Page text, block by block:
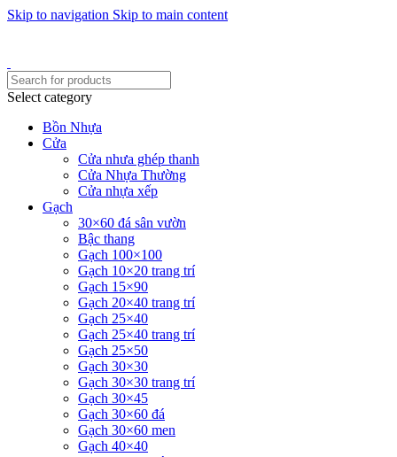
Skip to navigation Skip to main content
Select category
Bồn Nhựa
Cửa
Cửa nhưa ghép thanh
Cửa Nhựa Thường
Cửa nhựa xếp
Gạch
30×60 đá sân vườn
Bậc thang
Gạch 100×100
Gạch 10×20 trang trí
Gạch 15×90
Gạch 20×40 trang trí
Gạch 25×40
Gạch 25×40 trang trí
Gạch 25×50
Gạch 30×30
Gạch 30×30 trang trí
Gạch 30×45
Gạch 30×60 đá
Gạch 30×60 men
Gạch 40×40